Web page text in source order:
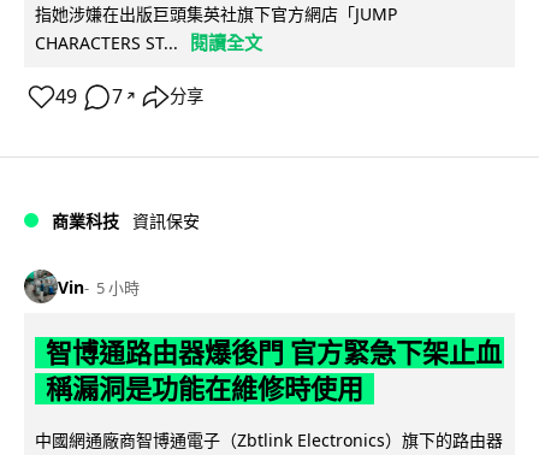
指她涉嫌在出版巨頭集英社旗下官方網店「JUMP
CHARACTERS ST...
閱讀全文
49 7 ↗ 分享
商業科技 資訊保安
Vin 5 小時
智博通路由器爆後門 官方緊急下架止血
稱漏洞是功能在維修時使用
中國網通廠商智博通電子（Zbtlink Electronics）旗下的路由器